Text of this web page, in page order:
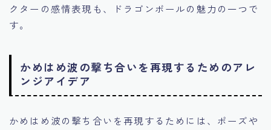
クターの感情表現も、ドラゴンボールの魅力の一つで
す。
かめはめ波の撃ち合いを再現するためのアレ
ンジアイデア
かめはめ波の撃ち合いを再現するためには、ポーズや